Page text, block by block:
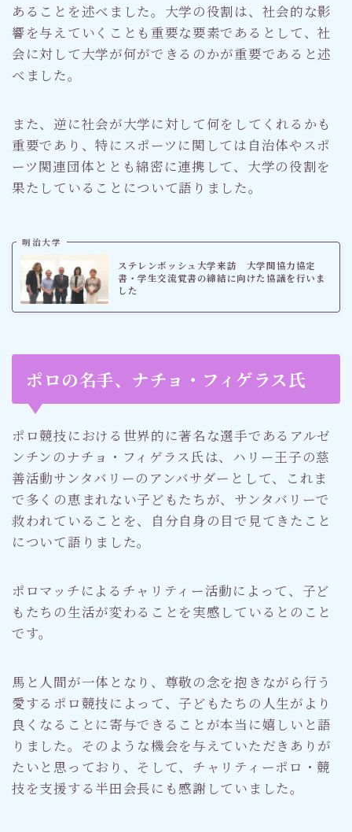
あることを述べました。大学の役割は、社会的な影
響を与えていくことも重要な要素であるとして、社
会に対して大学が何ができるのかが重要であると述
べました。
また、逆に社会が大学に対して何をしてくれるかも
重要であり、特にスポーツに関しては自治体やスポ
ーツ関連団体ととも綿密に連携して、大学の役割を
果たしていることについて語りました。
明治大学
ステレンボッシュ大学来訪 大学間協力協定
書・学生交流覚書の締結に向けた協議を行いま
した
ポロの名手、ナチョ・フィゲラス氏
ポロ競技における世界的に著名な選手であるアルゼ
ンチンのナチョ・フィゲラス氏は、ハリー王子の慈
善活動サンタバリーのアンバサダーとして、これま
で多くの恵まれない子どもたちが、サンタバリーで
救われていることを、自分自身の目で見てきたこと
について語りました。
ポロマッチによるチャリティー活動によって、子ど
もたちの生活が変わることを実感しているとのこと
です。
馬と人間が一体となり、尊敬の念を抱きながら行う
愛するポロ競技によって、子どもたちの人生がより
良くなることに寄与できることが本当に嬉しいと語
りました。そのような機会を与えていただきありが
たいと思っており、そして、チャリティーポロ・競
技を支援する半田会長にも感謝していました。